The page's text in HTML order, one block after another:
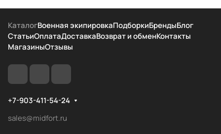
КаталогВоенная экипировкаПодборкиБрендыБлог
СтатьиОплатаДоставкаВозврат и обменКонтакты
МагазиныОтзывы
+7-903-411-54-24
sales@midfort.ru